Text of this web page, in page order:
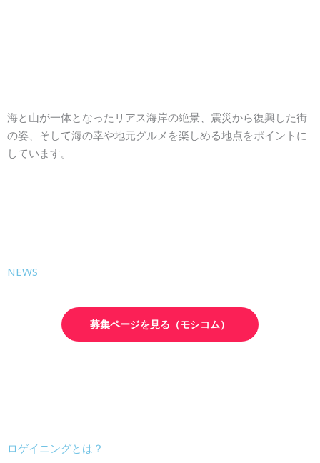
海と山が一体となったリアス海岸の絶景、震災から復興した街
の姿、そして海の幸や地元グルメを楽しめる地点をポイントに
しています。
NEWS
募集ページを見る（モシコム）
ロゲイニングとは？